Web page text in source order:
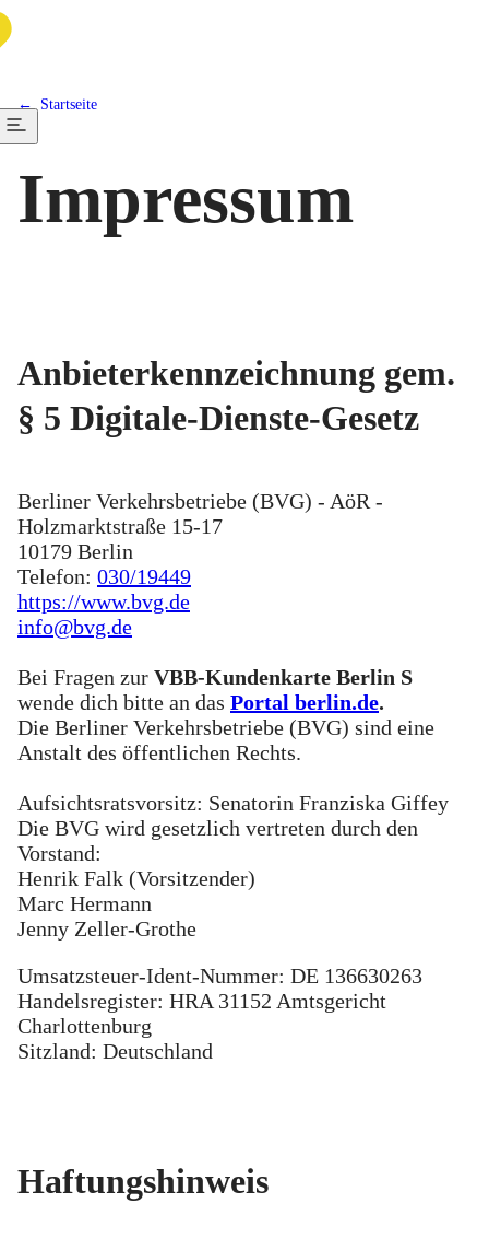
Startseite
Impressum
Anbieterkennzeichnung gem.
§ 5 Digitale-Dienste-Gesetz
Berliner Verkehrsbetriebe (BVG) - AöR -
Holzmarktstraße 15-17
10179 Berlin
Telefon: 030/19449
https://www.bvg.de
info@bvg.de
Bei Fragen zur VBB-Kundenkarte Berlin S
wende dich bitte an das Portal berlin.de.
Die Berliner Verkehrsbetriebe (BVG) sind eine
Anstalt des öffentlichen Rechts.
Aufsichtsratsvorsitz: Senatorin Franziska Giffey
Die BVG wird gesetzlich vertreten durch den
Vorstand:
Henrik Falk (Vorsitzender)
Marc Hermann
Jenny Zeller-Grothe
Umsatzsteuer-Ident-Nummer: DE 136630263
Handelsregister: HRA 31152 Amtsgericht
Charlottenburg
Sitzland: Deutschland
Haftungshinweis